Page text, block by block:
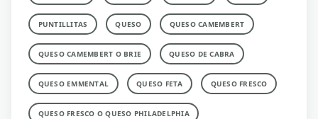
PUNTILLITAS QUESO QUESO CAMEMBERT
QUESO CAMEMBERT O BRIE QUESO DE CABRA
QUESO EMMENTAL QUESO FETA QUESO FRESCO
QUESO FRESCO O QUESO PHILADELPHIA